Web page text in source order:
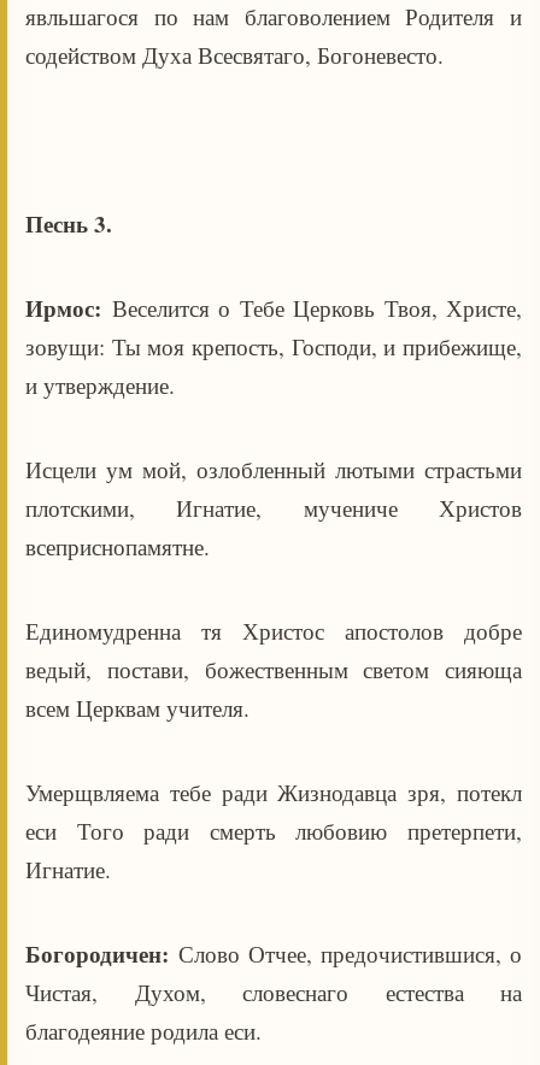
явльшагося по нам благоволением Родителя и
содейством Духа Всесвятаго, Богоневесто.
Песнь 3.
Ирмос: Веселится о Тебе Церковь Твоя, Христе,
зовущи: Ты моя крепость, Господи, и прибежище,
и утверждение.
Исцели ум мой, озлобленный лютыми страстьми
плотскими, Игнатие, мучениче Христов
всеприснопамятне.
Единомудренна тя Христос апостолов добре
ведый, постави, божественным светом сияюща
всем Церквам учителя.
Умерщвляема тебе ради Жизнодавца зря, потекл
еси Того ради смерть любовию претерпети,
Игнатие.
Богородичен: Слово Отчее, предочистившися, о
Чистая, Духом, словеснаго естества на
благодеяние родила еси.